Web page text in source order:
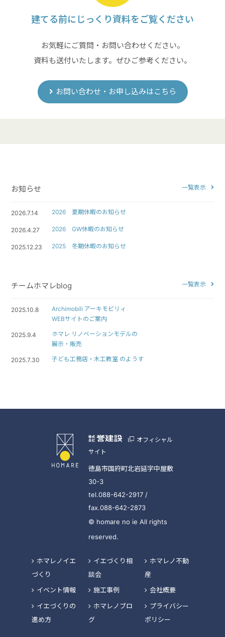
建てる前にじっくり資料をご覧ください
お気軽にご質問・お問い合わせください。
資料も送付いたします。ぜひご参考ください。
お問い合わせ・お申し込みはこちら
お知らせ 一覧表示
2026.7.14 2026 夏期休暇のお知らせ
2026.4.27 2026 GW休暇のお知らせ
2025.12.23 2025 冬期休暇のお知らせ
チームホマレblog 一覧表示
2025.10.8
Archimobili アーキモビリィ
WEBサイトのご案内
2025.9.4
ホマレ リノベーションモデルの
展示・販売
2025.7.30 子ども工務店・木工教室 のようす
オフィシャル
サイト
徳島市国府町北岩延字中屋敷
30-3
tel.088-642-2917 /
fax.088-642-2873
© homare no ie All rights
reserved.
ホマレノイエ
づくり
イベント情報
イエづくりの
進め方
イエづくり相
談会
施工事例
ホマレノブロ
グ
ホマレノ不動
産
会社概要
プライバシー
ポリシー